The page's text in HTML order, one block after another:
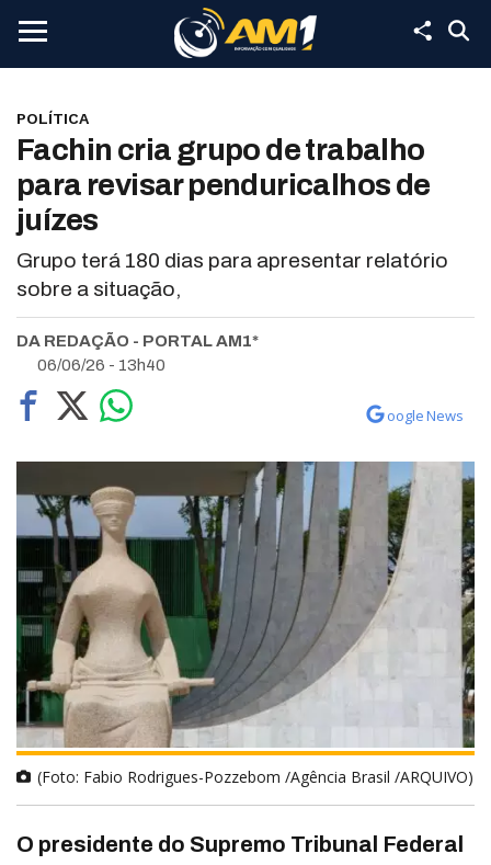
POLÍTICA
Fachin cria grupo de trabalho
para revisar penduricalhos de
juízes
Grupo terá 180 dias para apresentar relatório
sobre a situação,
DA REDAÇÃO - PORTAL AM1*
06/06/26 - 13h40
oogle News
(Foto: Fabio Rodrigues-Pozzebom /Agência Brasil /ARQUIVO)
O presidente do Supremo Tribunal Federal